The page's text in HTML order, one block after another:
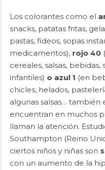
Los colorantes como el
snacks, patatas fritas,
pastas, fideos, sopas
medicamentos), rojo 40
cereales, salsas,
infantiles) o azul 1 (en
chicles, helados,
algunas salsas… también
encuentran en muchos
llaman la atención.
Southampton (Reino
ciertos niños y niñas son
con un aumento de la